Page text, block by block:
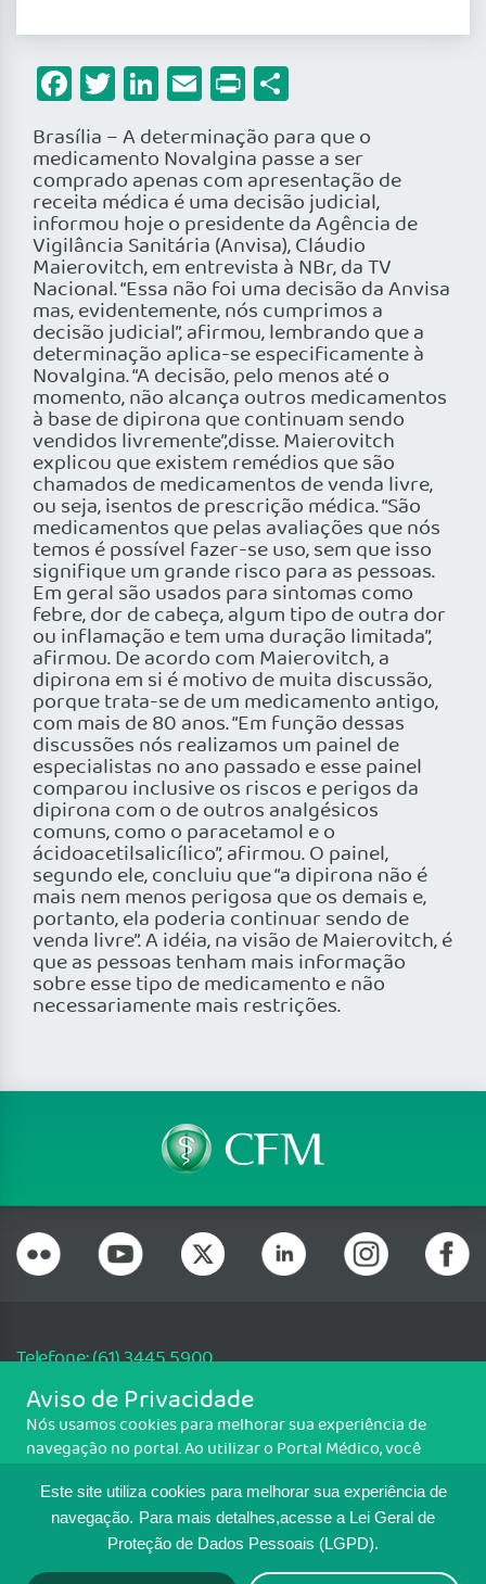
Este site utiliza cookies para melhorar sua experiência de
navegação. Para mais detalhes,acesse a Lei Geral de
Proteção de Dados Pessoais (LGPD).
Facebook
Twitter
LinkedIn
Email
Print
Brasília – A determinação para que o
medicamento Novalgina passe a ser
comprado apenas com apresentação de
receita médica é uma decisão judicial,
informou hoje o presidente da Agência de
Vigilância Sanitária (Anvisa), Cláudio
Maierovitch, em entrevista à NBr, da TV
Nacional. “Essa não foi uma decisão da Anvisa
mas, evidentemente, nós cumprimos a
decisão judicial”, afirmou, lembrando que a
determinação aplica-se especificamente à
Novalgina. “A decisão, pelo menos até o
momento, não alcança outros medicamentos
à base de dipirona que continuam sendo
vendidos livremente”,disse. Maierovitch
explicou que existem remédios que são
chamados de medicamentos de venda livre,
ou seja, isentos de prescrição médica. “São
medicamentos que pelas avaliações que nós
temos é possível fazer-se uso, sem que isso
signifique um grande risco para as pessoas.
Em geral são usados para sintomas como
febre, dor de cabeça, algum tipo de outra dor
ou inflamação e tem uma duração limitada”,
afirmou. De acordo com Maierovitch, a
dipirona em si é motivo de muita discussão,
porque trata-se de um medicamento antigo,
com mais de 80 anos. “Em função dessas
discussões nós realizamos um painel de
especialistas no ano passado e esse painel
comparou inclusive os riscos e perigos da
dipirona com o de outros analgésicos
comuns, como o paracetamol e o
ácidoacetilsalicílico”, afirmou. O painel,
segundo ele, concluiu que “a dipirona não é
mais nem menos perigosa que os demais e,
portanto, ela poderia continuar sendo de
venda livre”. A idéia, na visão de Maierovitch, é
que as pessoas tenham mais informação
sobre esse tipo de medicamento e não
necessariamente mais restrições.
Telefone: (61) 3445 5900
Email: cfm@portalmedico.org.br
SGAS 616, Conjunto D, Lote 115, L2 Sul, Brasília/DF - CEP: 70200-760 -
CNPJ: 33.583.550/0001-30
MAPA DO SITE
TRANSPARÊNCIA E PRESTAÇÃO DE
Aviso de Privacidade
Nós usamos cookies para melhorar sua experiência de
navegação no portal. Ao utilizar o Portal Médico, você
Para ter mais informações sobre como isso é feito, acesse
Política de cookies. Se você concorda, clique em ACEITO.